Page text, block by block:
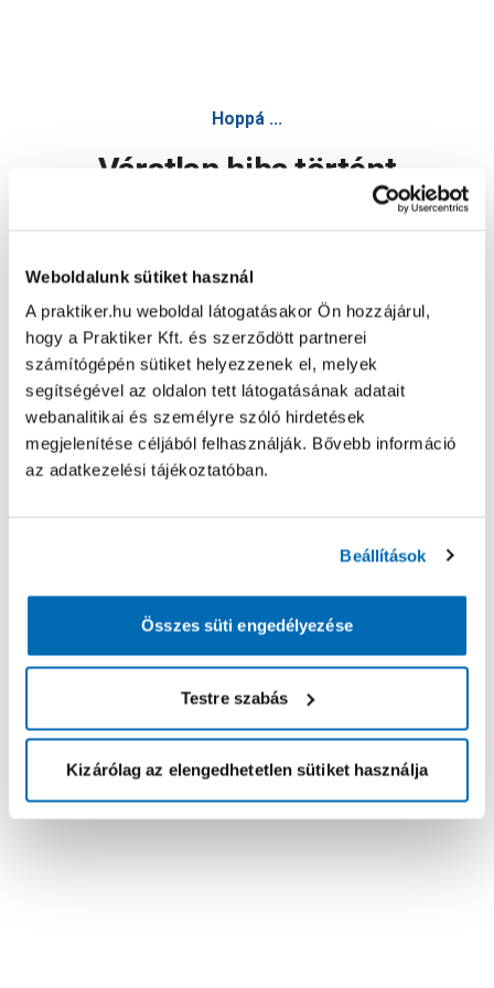
Weboldalunk sütiket használ
A praktiker.hu weboldal látogatásakor Ön hozzájárul,
hogy a Praktiker Kft. és szerződött partnerei
számítógépén sütiket helyezzenek el, melyek
segítségével az oldalon tett látogatásának adatait
webanalitikai és személyre szóló hirdetések
megjelenítése céljából felhasználják. Bővebb információ
az adatkezelési tájékoztatóban.
Beállítások
Összes süti engedélyezése
Testre szabás
Kizárólag az elengedhetetlen sütiket használja
Hoppá ...
Váratlan hiba történt
Oldal újratöltése